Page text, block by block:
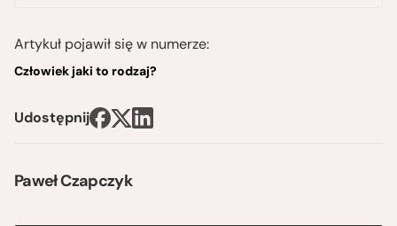
Paweł Czapczyk
Artykuł pojawił się w numerze:
Człowiek jaki to rodzaj?
Udostępnij